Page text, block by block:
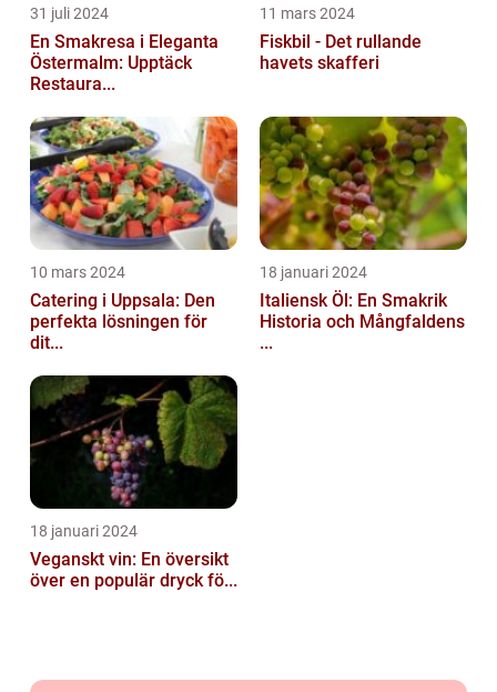
31 juli 2024
En Smakresa i Eleganta
Östermalm: Upptäck
Restaura...
11 mars 2024
Fiskbil - Det rullande
havets skafferi
10 mars 2024
Catering i Uppsala: Den
perfekta lösningen för
dit...
18 januari 2024
Italiensk Öl: En Smakrik
Historia och Mångfaldens
...
18 januari 2024
Veganskt vin: En översikt
över en populär dryck fö...